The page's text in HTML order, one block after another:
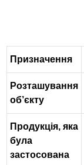
Призначення
Розташування
об’єкту
Продукція, яка
була
застосована